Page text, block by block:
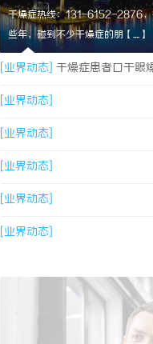
干燥症热线：131-6152-2876，
些年，碰到不少干燥症的朋【....】
[业界动态] 干燥症患者口干眼
期缓过来？老中医：一张辨证
津液
[业界动态]
[业界动态]
[业界动态]
[业界动态]
[业界动态]